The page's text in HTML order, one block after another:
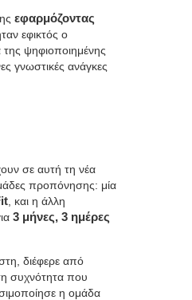
εφαρμόζοντας
εφικτός ο
ψηφιοποιημένης
γνωστικές ανάγκες
σε αυτή τη νέα
προπόνησης: μία
, και η άλλη
3 μήνες, 3 ημέρες
διέφερε από
συχνότητα που
η ομάδα